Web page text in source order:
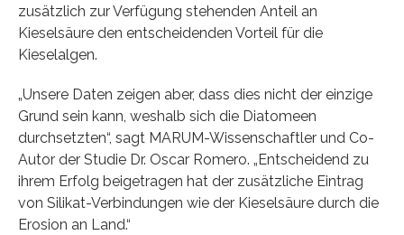
zusätzlich zur Verfügung stehenden Anteil an
Kieselsäure den entscheidenden Vorteil für die
Kieselalgen.
„Unsere Daten zeigen aber, dass dies nicht der einzige
Grund sein kann, weshalb sich die Diatomeen
durchsetzten“, sagt MARUM-Wissenschaftler und Co-
Autor der Studie Dr. Oscar Romero. „Entscheidend zu
ihrem Erfolg beigetragen hat der zusätzliche Eintrag
von Silikat-Verbindungen wie der Kieselsäure durch die
Erosion an Land.“